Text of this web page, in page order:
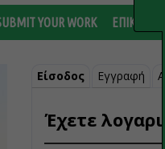
YOUR WORK
Είσοδος Εγγραφή
Έχετε